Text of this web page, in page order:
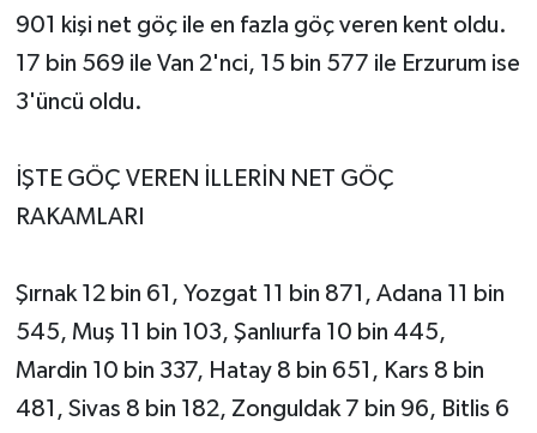
901 kişi net göç ile en fazla göç veren kent oldu.
17 bin 569 ile Van 2'nci, 15 bin 577 ile Erzurum ise
3'üncü oldu.
İŞTE GÖÇ VEREN İLLERİN NET GÖÇ
RAKAMLARI
Şırnak 12 bin 61, Yozgat 11 bin 871, Adana 11 bin
545, Muş 11 bin 103, Şanlıurfa 10 bin 445,
Mardin 10 bin 337, Hatay 8 bin 651, Kars 8 bin
481, Sivas 8 bin 182, Zonguldak 7 bin 96, Bitlis 6